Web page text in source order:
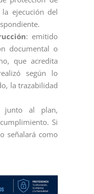
ejecución del
: emitido
documental o
que acredita
según lo
la trazabilidad
junto al plan,
Si
señalará como